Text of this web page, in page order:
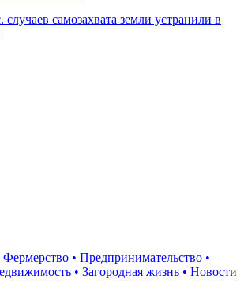
случаев самозахвата земли устранили в
Фермерство • Предпринимательство •
• Загородная жизнь • Новости